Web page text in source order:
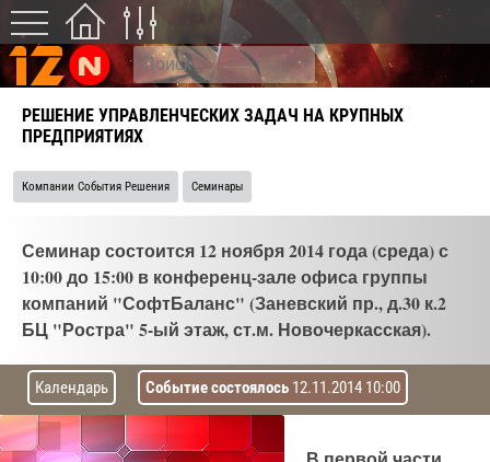
РЕШЕНИЕ УПРАВЛЕНЧЕСКИХ ЗАДАЧ НА КРУПНЫХ
ПРЕДПРИЯТИЯХ
Компании События Решения Семинары
Семинар состоится 12 ноября 2014 года (среда) с
10:00 до 15:00 в конференц-зале офиса группы
компаний "СофтБаланс" (Заневский пр., д.30 к.2
БЦ "Ростра" 5-ый этаж, ст.м. Новочеркасская).
Событие состоялось 12.11.2014 10:00
Календарь